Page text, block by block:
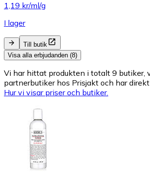
1,19 kr/ml/g
I lager
Till butik
Visa alla erbjudanden (8)
Vi har hittat produkten i totalt 9 butiker,
partnerbutiker hos Prisjakt och har
Hur vi visar priser och butiker.